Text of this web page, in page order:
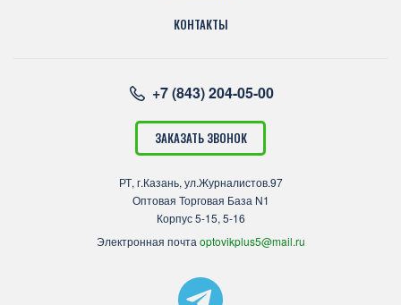
КОНТАКТЫ
+7 (843) 204-05-00
ЗАКАЗАТЬ ЗВОНОК
РТ, г.Казань, ул.Журналистов.97
Оптовая Торговая База N1
Корпус 5-15, 5-16
Электронная почта optovikplus5@mail.ru